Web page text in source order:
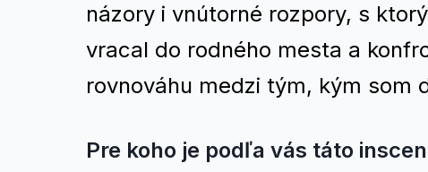
názory i vnútorné rozpory, s
vracal do rodného mesta a
rovnováhu medzi tým, kým som
Pre koho je podľa vás táto